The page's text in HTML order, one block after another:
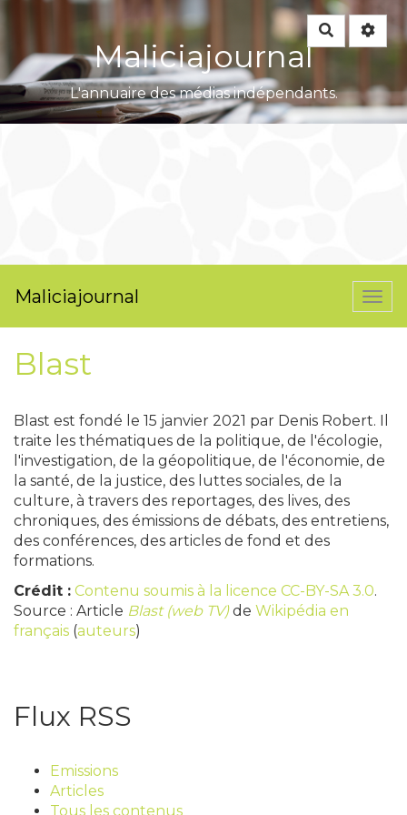
Rechercher
Maliciajournal
L'annuaire des médias indépendants.
Maliciajournal
Blast
Blast est fondé le 15 janvier 2021 par Denis Robert. Il
traite les thématiques de la politique, de l'écologie,
l'investigation, de la géopolitique, de l'économie, de
la santé, de la justice, des luttes sociales, de la
culture, à travers des reportages, des lives, des
chroniques, des émissions de débats, des entretiens,
des conférences, des articles de fond et des
formations.
Crédit : Contenu soumis à la licence CC-BY-SA 3.0.
Source : Article Blast (web TV)de Wikipédia en
français (auteurs)
Flux RSS
Emissions
Articles
Tous les contenus